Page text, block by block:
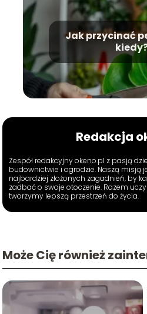
Jak przycinać
Redakcja
Zespół redakcyjny okeno.pl z pasją
budownictwie i ogrodzie. Naszą misją
najbardziej złożonych zagadnień, by
zadbać o swoje otoczenie. Razem
tworzymy lepszą przestrzeń do życia.
Może Cię również